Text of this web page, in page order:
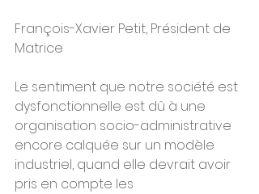
François-Xavier Petit, Président de
Matrice
Le sentiment que notre société est
dysfonctionnelle est dû à une
organisation socio-administrative
encore calquée sur un modèle
industriel, quand elle devrait avoir
pris en compte les